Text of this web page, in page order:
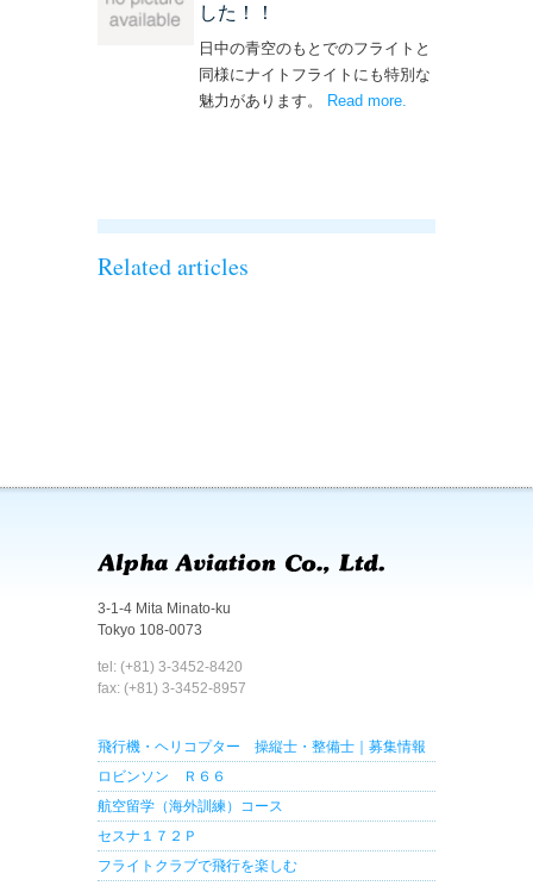
した！！
日中の青空のもとでのフライトと
同様にナイトフライトにも特別な
魅力があります。 Read more
Related articles
3-1-4 Mita Minato-ku
Tokyo 108-0073
tel: (+81) 3-3452-8420
fax: (+81) 3-3452-8957
飛行機・ヘリコプター 操縦士・整備士｜募集情報
ロビンソン Ｒ６６
航空留学（海外訓練）コース
セスナ１７２Ｐ
フライトクラブで飛行を楽しむ